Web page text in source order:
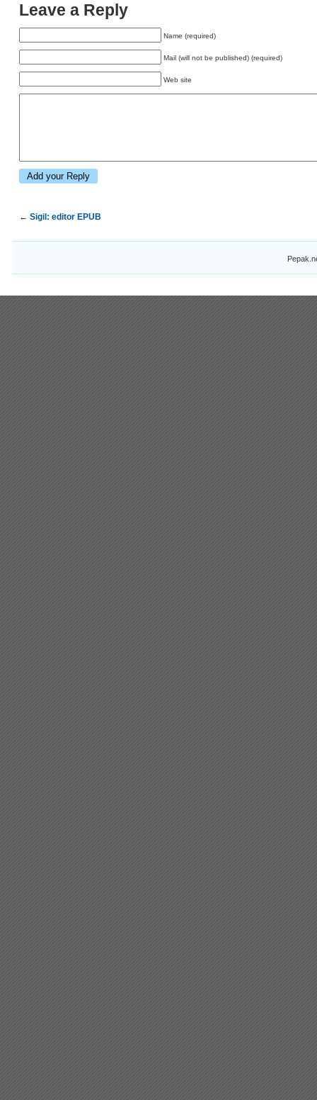
Leave a Reply
Name (required)
Mail (will not be published) (required)
Web site
← Sigil: editor EPUB